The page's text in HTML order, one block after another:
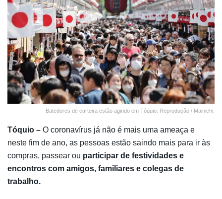
Batedores de carteira estão agindo em Tóquio. Reprodução / Mainichi.
Tóquio – O coronavírus já não é mais uma ameaça e
neste fim de ano, as pessoas estão saindo mais para ir às
compras, passear ou participar de festividades e
encontros com amigos, familiares e colegas de
trabalho.